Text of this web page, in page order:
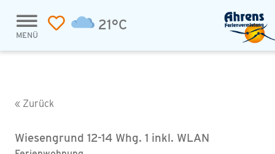
MENÜ
21°C
« Zurück
Wiesengrund 12-14 Whg. 1 inkl. WLAN